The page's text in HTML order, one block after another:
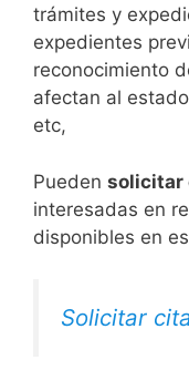
trámites y
expedientes
reconocimiento
afectan al
etc,
​Pueden solicitar
interesadas en
disponibles en
Solicitar